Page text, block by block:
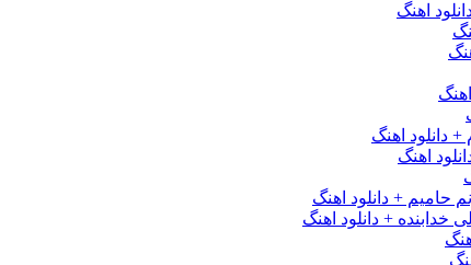
اهنگ
دانلود اهنگ
اهنگ
حامیم + دانلود اهنگ
خدابنده + دانلود اهنگ